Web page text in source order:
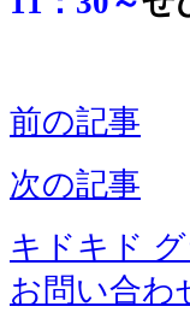
前の記事
次の記事
キドキド
お問い合わ